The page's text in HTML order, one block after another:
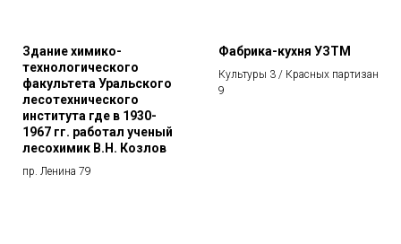
Здание химико-
технологического
факультета Уральского
лесотехнического
института где в 1930-
1967 гг. работал ученый
лесохимик В.Н. Козлов
пр. Ленина 79
Фабрика-кухня УЗТМ
Культуры 3 / Красных партизан
9